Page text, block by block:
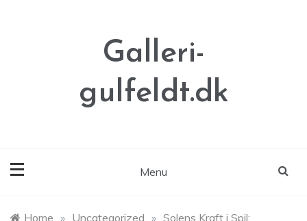
Galleri-
gulfeldt.dk
Menu
Home » Uncategorized » Solens Kraft i Spil: